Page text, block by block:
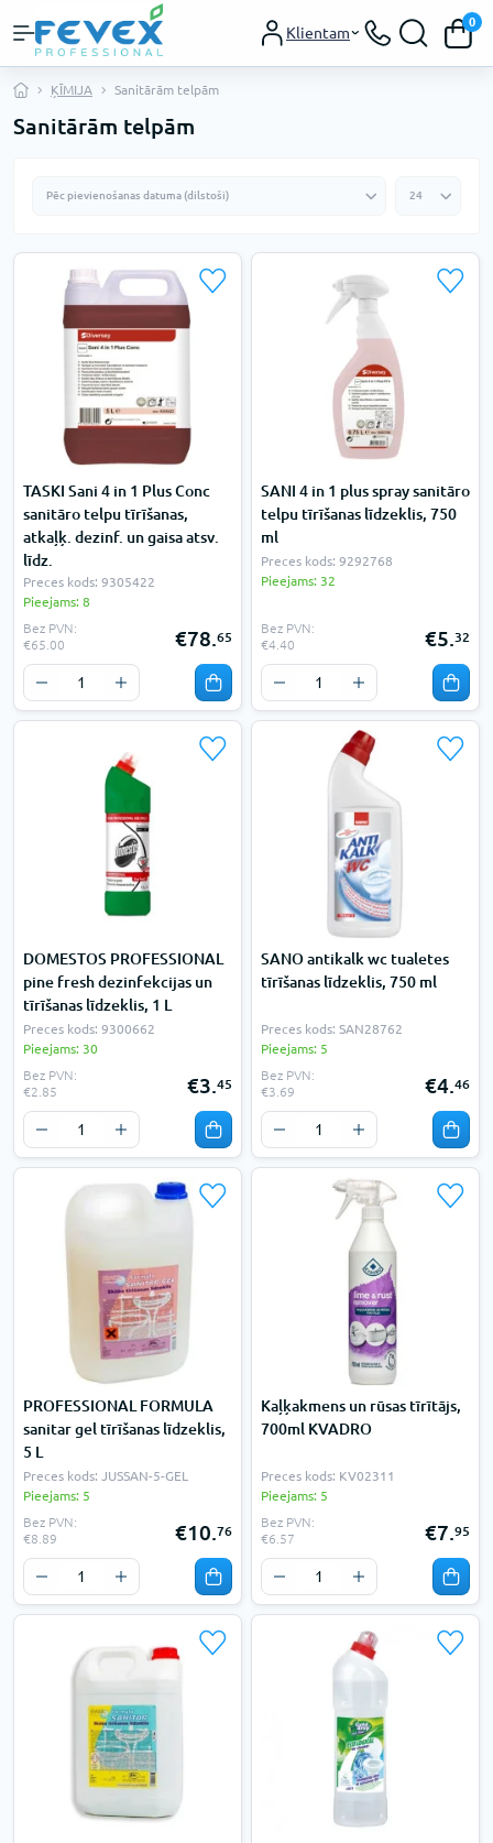
Klientam
0
ĶĪMIJA Sanitārām telpām
Sanitārām telpām
TASKI Sani 4 in 1 Plus Conc
sanitāro telpu tīrīšanas,
atkaļķ. dezinf. un gaisa atsv.
līdz.
Preces kods: 9305422
Pieejams: 8
Bez PVN:
€65.00
€78.65
SANI 4 in 1 plus spray sanitāro
telpu tīrīšanas līdzeklis, 750
ml
Preces kods: 9292768
Pieejams: 32
Bez PVN:
€4.40
€5.32
DOMESTOS PROFESSIONAL
pine fresh dezinfekcijas un
tīrīšanas līdzeklis, 1 L
Preces kods: 9300662
Pieejams: 30
Bez PVN:
€2.85
€3.45
SANO antikalk wc tualetes
tīrīšanas līdzeklis, 750 ml
Preces kods: SAN28762
Pieejams: 5
Bez PVN:
€3.69
€4.46
PROFESSIONAL FORMULA
sanitar gel tīrīšanas līdzeklis,
5 L
Preces kods: JUSSAN-5-GEL
Pieejams: 5
Bez PVN:
€8.89
€10.76
Kaļķakmens un rūsas tīrītājs,
700ml KVADRO
Preces kods: KV02311
Pieejams: 5
Bez PVN:
€6.57
€7.95